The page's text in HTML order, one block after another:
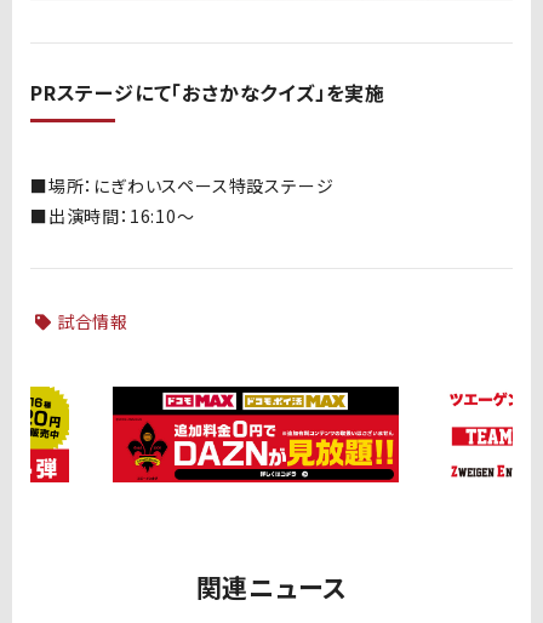
PRステージにて「おさかなクイズ」を実施
■場所：にぎわいスペース特設ステージ
■出演時間：16:10〜
試合情報
関連ニュース